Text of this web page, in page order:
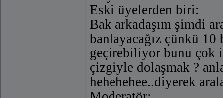
Eski üyelerden biri:
Bak arkadaşım şimdi
banlayacağız çünkü
geçirebiliyor bunu çok
çizgiyle dolaşmak ?
hehehehee..diyerek